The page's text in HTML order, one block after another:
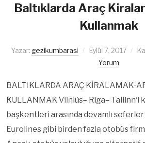
Baltıklarda Araç
Kullanmak
Yazar: gezikumbarasi Eylül 7, 2017
Yorum
BALTIKLARDA ARAÇ KİRALAMAK-
KULLANMAK Vilniüs– Riga– Tallinn‘i
başkentleri arasında devamlı
Eurolines gibi birden fazla otobüs